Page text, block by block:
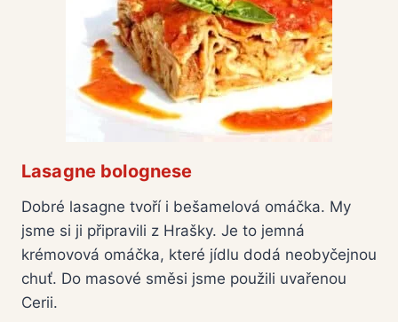
Lasagne bolognese
Dobré lasagne tvoří i bešamelová omáčka. My
jsme si ji připravili z Hrašky. Je to jemná
krémovová omáčka, které jídlu dodá neobyčejnou
chuť. Do masové směsi jsme použili uvařenou
Cerii.